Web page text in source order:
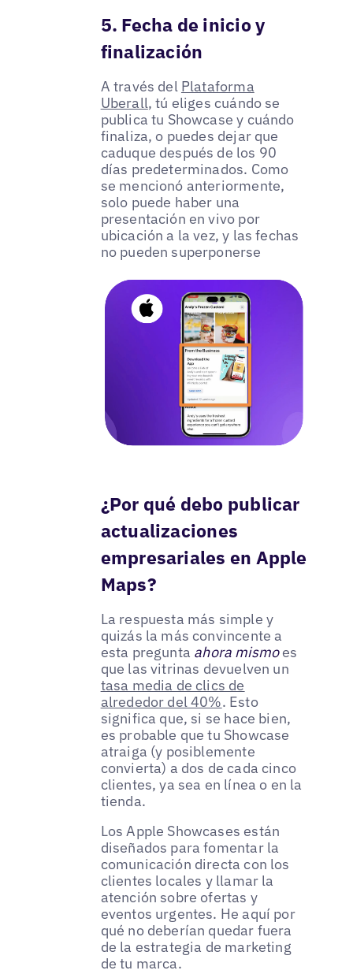
5. Fecha de inicio y
finalización
A través del Plataforma
Uberall, tú eliges cuándo se
publica tu Showcase y cuándo
finaliza, o puedes dejar que
caduque después de los 90
días predeterminados. Como
se mencionó anteriormente,
solo puede haber una
presentación en vivo por
ubicación a la vez, y las fechas
no pueden superponerse
¿Por qué debo publicar
actualizaciones
empresariales en Apple
Maps?
La respuesta más simple y
quizás la más convincente a
esta pregunta ahora mismoes
que las vitrinas devuelven un
tasa media de clics de
alrededor del 40%. Esto
significa que, si se hace bien,
es probable que tu Showcase
atraiga (y posiblemente
convierta) a dos de cada cinco
clientes, ya sea en línea o en la
tienda.
Los Apple Showcases están
diseñados para fomentar la
comunicación directa con los
clientes locales y llamar la
atención sobre ofertas y
eventos urgentes. He aquí por
qué no deberían quedar fuera
de la estrategia de marketing
de tu marca.